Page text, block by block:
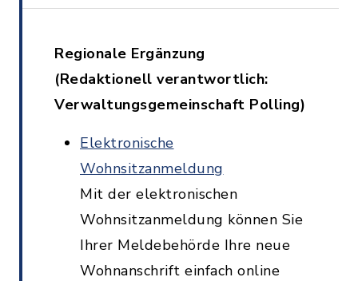
Regionale Ergänzung
(Redaktionell verantwortlich:
Verwaltungsgemeinschaft Polling)
Elektronische
Wohnsitzanmeldung
Mit der elektronischen
Wohnsitzanmeldung können Sie
Ihrer Meldebehörde Ihre neue
Wohnanschrift einfach online